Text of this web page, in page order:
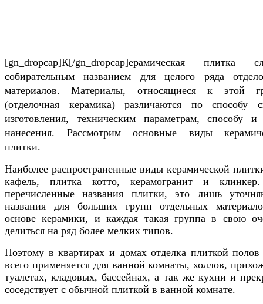
[gn_dropcap]К[/gn_dropcap]ерамическая плитка
собирательным названием для целого ряда
материалов. Материалы, относящиеся к этой
(отделочная керамика) различаются по способу
изготовления, техническим параметрам, способу
нанесения. Рассмотрим основные виды
плитки.
Наиболее распространенные виды керамической
кафель, плитка котто, керамогранит и
перечисленные названия плитки, это лишь
названия для больших групп отдельных
основе керамики, и каждая такая группа в свою
делиться на ряд более мелких типов.
Поэтому в квартирах и домах отделка плиткой
всего применяется для ванной комнаты, холлов,
туалетах, кладовых, бассейнах, а так же кухни и
соседствует с обычной плиткой в ванной комнате.